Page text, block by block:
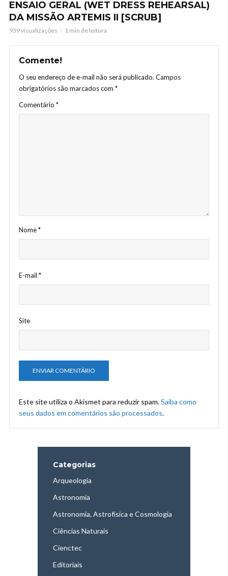
ENSAIO GERAL (WET DRESS REHEARSAL)
DA MISSÃO ARTEMIS II [SCRUB]
939 visualizações 1 min de leitura
Comente!
O seu endereço de e-mail não será publicado. Campos
obrigatórios são marcados com *
Comentário *
Nome*
E-mail *
Site
Este site utiliza o Akismet para reduzir spam.Saiba como
seus dados em comentários são processados.
Categorias
Arqueologia
Astronomia
Astronomia, Astrofísica e Cosmologia
Ciências Naturais
Cienctec
Editoriais